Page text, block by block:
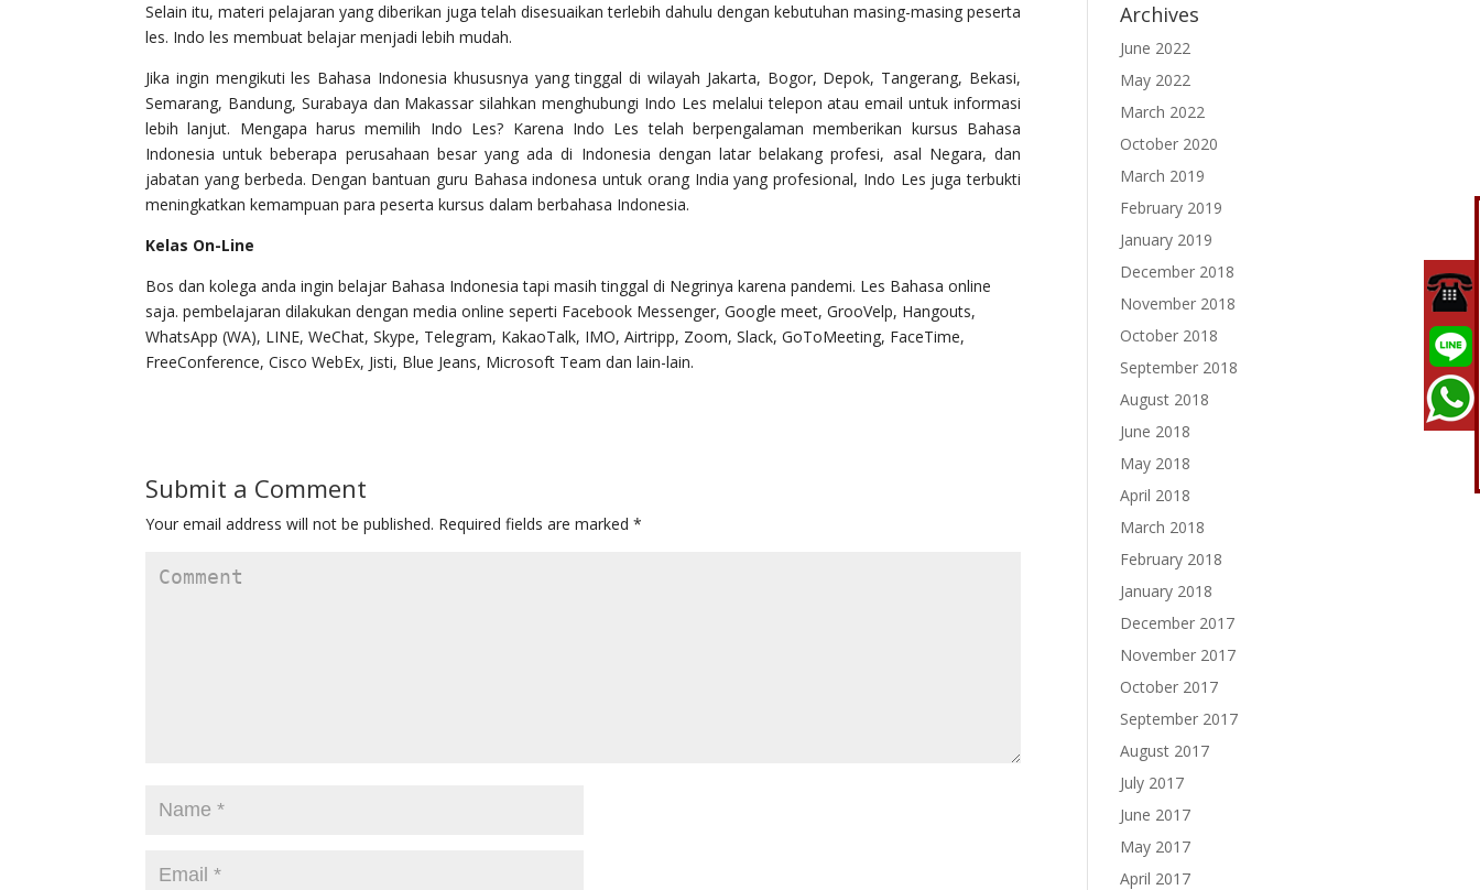
Selain itu, materi pelajaran yang diberikan juga telah disesuaikan terlebih dahulu dengan kebutuhan masing-masing peserta
les. Indo les membuat belajar menjadi lebih mudah.
Jika ingin mengikuti les Bahasa Indonesia khususnya yang tinggal di wilayah Jakarta, Bogor, Depok, Tangerang, Bekasi,
Semarang, Bandung, Surabaya dan Makassar silahkan menghubungi Indo Les melalui telepon atau email untuk informasi
lebih lanjut. Mengapa harus memilih Indo Les? Karena Indo Les telah berpengalaman memberikan kursus Bahasa
Indonesia untuk beberapa perusahaan besar yang ada di Indonesia dengan latar belakang profesi, asal Negara, dan
jabatan yang berbeda. Dengan bantuan guru Bahasa indonesa untuk orang India yang profesional, Indo Les juga terbukti
meningkatkan kemampuan para peserta kursus dalam berbahasa Indonesia.
Kelas On-Line
Bos dan kolega anda ingin belajar Bahasa Indonesia tapi masih tinggal di Negrinya karena pandemi. Les Bahasa online
saja. pembelajaran dilakukan dengan media online seperti Facebook Messenger, Google meet, GrooVelp, Hangouts,
WhatsApp (WA), LINE, WeChat, Skype, Telegram, KakaoTalk, IMO, Airtripp, Zoom, Slack, GoToMeeting, FaceTime,
FreeConference, Cisco WebEx, Jisti, Blue Jeans, Microsoft Team dan lain-lain.
Submit a Comment
Your email address will not be published. Required fields are marked *
Archives
June 2022
May 2022
March 2022
October 2020
March 2019
February 2019
January 2019
December 2018
November 2018
October 2018
September 2018
August 2018
June 2018
May 2018
April 2018
March 2018
February 2018
January 2018
December 2017
November 2017
October 2017
September 2017
August 2017
July 2017
June 2017
May 2017
April 2017